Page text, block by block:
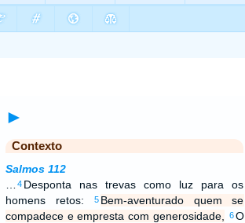
►
Contexto
Salmos 112
4 Desponta nas trevas como luz para os
homens retos:
5 Bem-aventurado quem se
compadece e empresta com generosidade,
6 O